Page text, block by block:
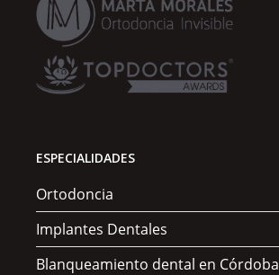
ESPECIALIDADES
Ortodoncia
Implantes Dentales
Blanqueamiento dental en Córdoba